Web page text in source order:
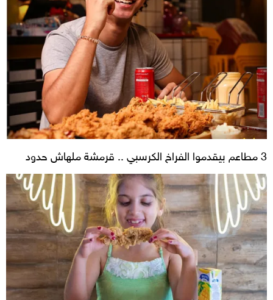
3 مطاعم بيقدموا الفراخ الكرسبي .. قرمشة ملهاش حدود